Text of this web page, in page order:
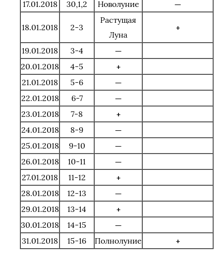
17.01.2018
30,1,2 Новолуние —
18.01.2018 2-3
Растущая
Луна
+
19.01.2018 3-4
—
20.01.2018
4-5
+
21.01.2018
5-6
—
22.01.2018
6-7
—
23.01.2018
7-8
+
24.01.2018
8-9
—
25.01.2018
9-10
—
26.01.2018
10-11
—
27.01.2018
11-12
+
28.01.2018
12-13
—
29.01.2018
13-14
+
30.01.2018
14-15
—
31.01.2018
15-16 Полнолуние +